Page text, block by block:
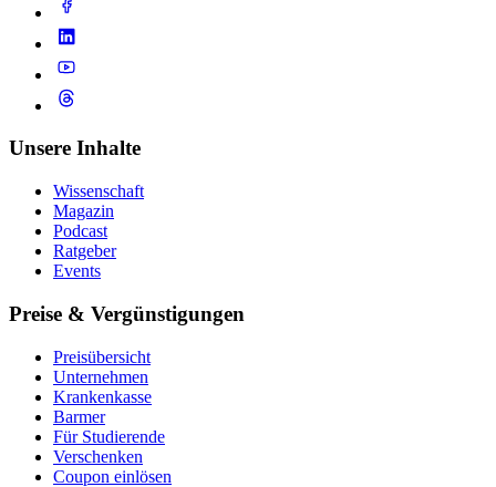
Unsere Inhalte
Wissenschaft
Magazin
Podcast
Ratgeber
Events
Preise & Vergünstigungen
Preisübersicht
Unternehmen
Krankenkasse
Barmer
Für Studierende
Ver­schen­ken
Coupon einlösen